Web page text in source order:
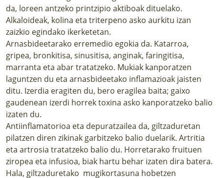
da, loreen antzeko printzipio aktiboak dituelako.
Alkaloideak, kolina eta triterpeno asko aurkitu izan
zaizkio egindako ikerketetan.
Arnasbideetarako erremedio egokia da. Katarroa,
gripea, bronkitisa, sinusitisa, anginak, faringitisa,
marranta eta abar tratatzeko. Mukiak kanporatzen
laguntzen du eta arnasbideetako inflamazioak jaisten
ditu. Izerdia eragiten du, bero eragilea baita; gaixo
gaudenean izerdi horrek toxina asko kanporatzeko balio
izaten du.
Antiinflamatorioa eta depuratzailea da, giltzaduretan
pilatzen diren zikinak garbitzeko balio duelarik. Artritia
eta artrosia tratatzeko balio du. Horretarako fruituen
ziropea eta infusioa, biak hartu behar izaten dira batera.
Hala, giltzaduretako mugikortasuna hobetzen